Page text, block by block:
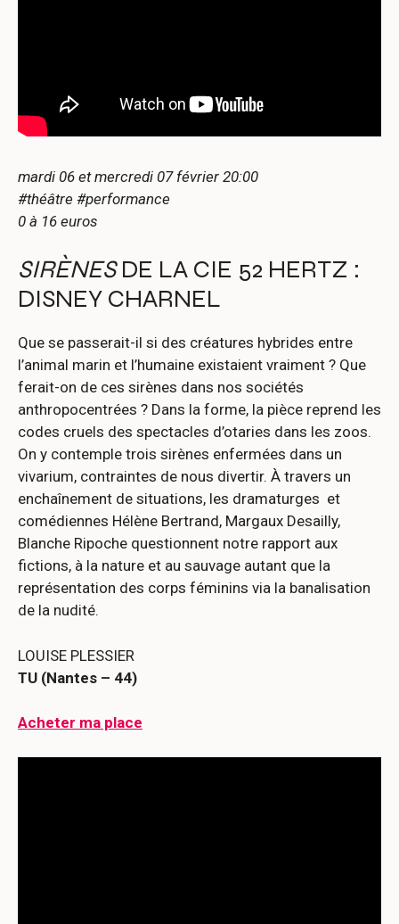
mardi 06 et mercredi 07 février 20:00
#théâtre #performance
0 à 16 euros
SIRÈNESDE LA CIE 52 HERTZ :
DISNEY CHARNEL
Que se passerait-il si des créatures hybrides entre
l’animal marin et l’humaine existaient vraiment ? Que
ferait-on de ces sirènes dans nos sociétés
anthropocentrées ? Dans la forme, la pièce reprend les
codes cruels des spectacles d’otaries dans les zoos.
On y contemple trois sirènes enfermées dans un
vivarium, contraintes de nous divertir. À travers un
enchaînement de situations, les dramaturges et
comédiennes Hélène Bertrand, Margaux Desailly,
Blanche Ripoche questionnent notre rapport aux
fictions, à la nature et au sauvage autant que la
représentation des corps féminins via la banalisation
de la nudité.
LOUISE PLESSIER
TU (Nantes – 44)
Acheter ma place